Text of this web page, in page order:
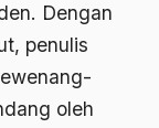
Dengan
penulis
oleh